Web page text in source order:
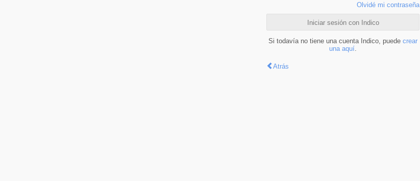
Olvidé mi contraseña
Iniciar sesión con Indico
Si todavía no tiene una cuenta Indico, puede crear
una aquí
Atrás